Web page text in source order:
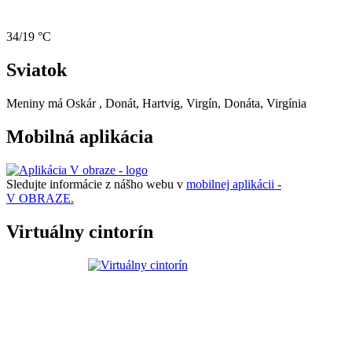
34/19 °C
Sviatok
Meniny má Oskár , Donát, Hartvig, Virgín, Donáta, Virgínia
Mobilná aplikácia
Sledujte informácie z nášho webu v mobilnej aplikácii -
V OBRAZE.
Virtuálny cintorín